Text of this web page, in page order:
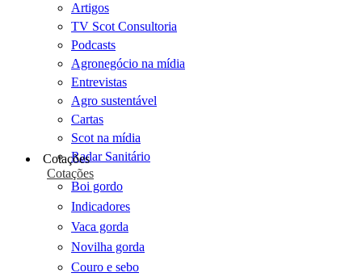
Artigos
TV Scot Consultoria
Podcasts
Agronegócio na mídia
Entrevistas
Agro sustentável
Cartas
Scot na mídia
Radar Sanitário
Cotações
Cotações
Boi gordo
Indicadores
Vaca gorda
Novilha gorda
Couro e sebo